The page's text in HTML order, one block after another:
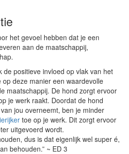
het gevoel hebben dat je een
aan de maatschappij,
de positieve invloed op vlak van het
deze manier een waardevolle
maatschappij. De hond zorgt ervoor
je werk raakt. Doordat de hond
jou overneemt, ben je minder
toe op je werk. Dit zorgt ervoor
uitgevoerd wordt.
dus is dat eigenlijk wel super é,
behouden.” ~ ED 3